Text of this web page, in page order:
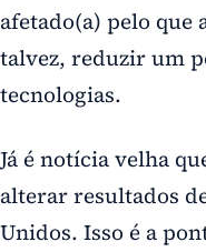
afetado(a) pelo que
talvez, reduzir um
tecnologias.
Já é notícia velha
alterar resultados
Unidos. Isso é a